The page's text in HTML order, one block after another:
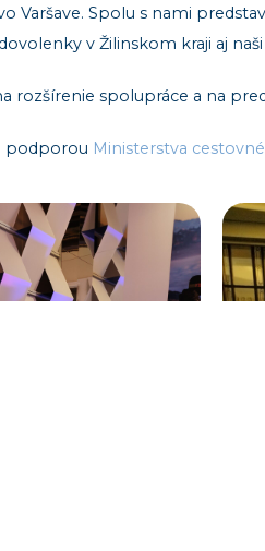
Varšave. Spolu s nami
v Žilinskom kraji aj
rozšírenie spolupráce a na
podporou Ministerstva